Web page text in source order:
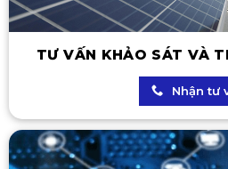
TƯ VẤN KHẢO SÁT VÀ
Nhận tư